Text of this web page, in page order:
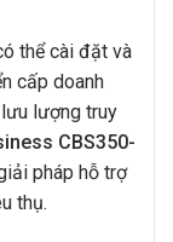
thể cài đặt và
cấp doanh
lượng truy
CBS350-
pháp hỗ trợ
thụ.